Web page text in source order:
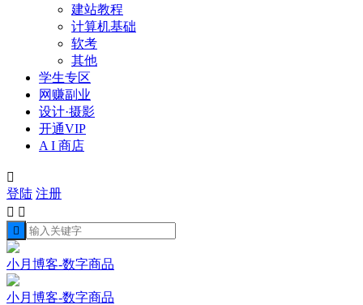
建站教程
计算机基础
软考
其他
学生专区
网赚副业
设计·摄影
开通VIP
A I 商店

登陆 注册
 

小月博客-数字商品
小月博客-数字商品